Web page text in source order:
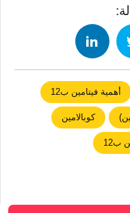
أهمية فيتامين ب12
كوبالامين
ب12